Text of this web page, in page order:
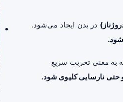
در بدن ایجاد می‌شود.
به معنی تخریب سریع
نارسایی کلیوی شود.